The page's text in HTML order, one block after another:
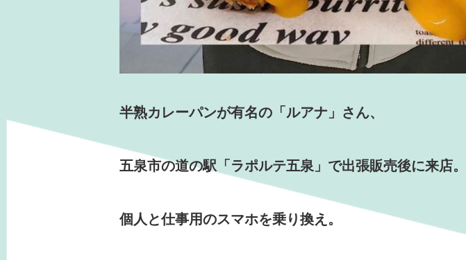
半熟カレーパンが有名の「ルアナ」さん、
五泉市の道の駅「ラポルテ五泉」で出張販売後に来店。
個人と仕事用のスマホを乗り換え。